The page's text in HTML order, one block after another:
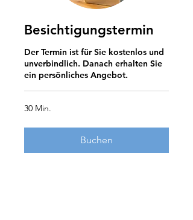
Besichtigungstermin
Der Termin ist für Sie kostenlos und
unverbindlich. Danach erhalten Sie
ein persönliches Angebot.
30 Min.
Buchen